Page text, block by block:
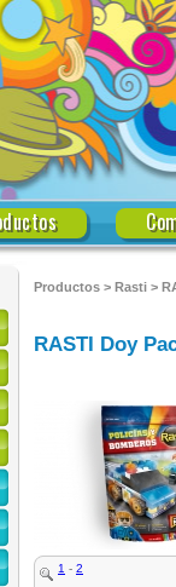
Productos > Rasti >
RASTI Doy
1 - 2